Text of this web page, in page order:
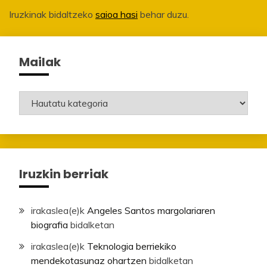
Iruzkinak bidaltzeko saioa hasi behar duzu.
Mailak
Mailak
Iruzkin berriak
irakaslea(e)k Angeles Santos margolariaren
biografia bidalketan
irakaslea(e)k Teknologia berriekiko
mendekotasunaz ohartzen bidalketan